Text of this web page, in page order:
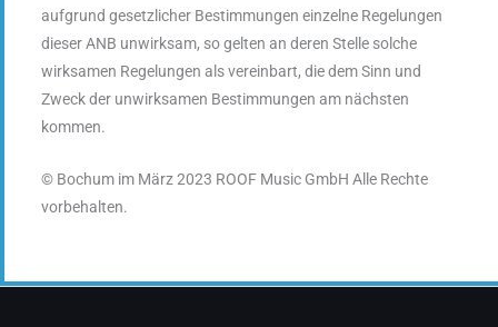
aufgrund gesetzlicher Bestimmungen einzelne Regelungen
dieser ANB unwirksam, so gelten an deren Stelle solche
wirksamen Regelungen als vereinbart, die dem Sinn und
Zweck der unwirksamen Bestimmungen am nächsten
kommen.
© Bochum im März 2023 ROOF Music GmbH Alle Rechte
vorbehalten.